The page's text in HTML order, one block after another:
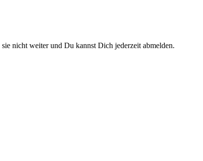
nicht weiter und Du kannst Dich jederzeit abmelden.